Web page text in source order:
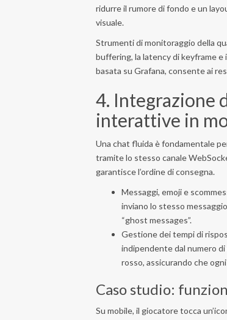
ridurre il rumore di fondo e un
visuale.
Strumenti di monitoraggio della
buffering, la latency di keyframe e
basata su Grafana, consente ai
4. Integrazione
interattive in
Una chat fluida è fondamentale
tramite lo stesso canale
garantisce l’ordine di consegna.
Messaggi, emoji e
inviano lo stesso
“ghost messages”.
Gestione dei tempi di
indipendente dal numero
rosso, assicurando che
Caso studio:
Su mobile, il giocatore tocca